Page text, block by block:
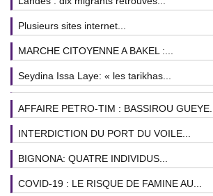
Plusieurs sites internet...
MARCHE CITOYENNE A BAKEL :...
Seydina Issa Laye: « les tarikhas...
AFFAIRE PETRO-TIM : BASSIROU GUEYE...
INTERDICTION DU PORT DU VOILE...
BIGNONA: QUATRE INDIVIDUS...
COVID-19 : LE RISQUE DE FAMINE AU...